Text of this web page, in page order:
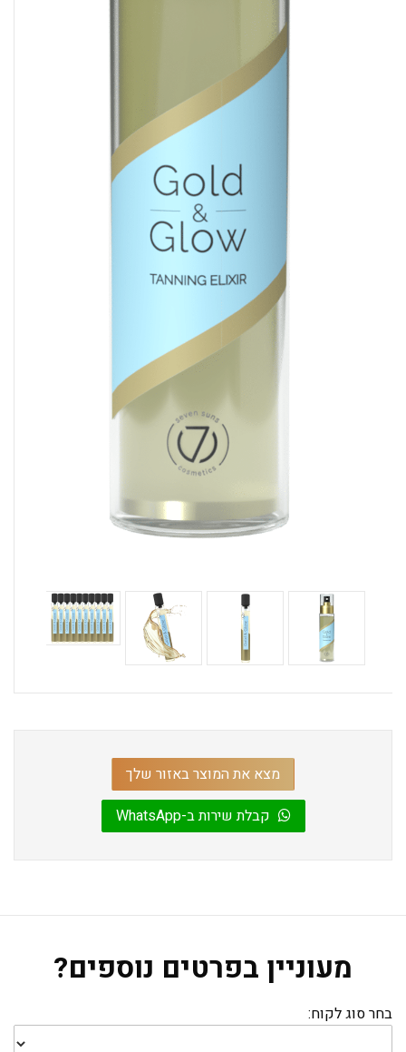
מצא את המוצר באזור שלך
קבלת שירות ב-WhatsApp
מעוניין בפרטים נוספים?
בחר סוג לקוח: